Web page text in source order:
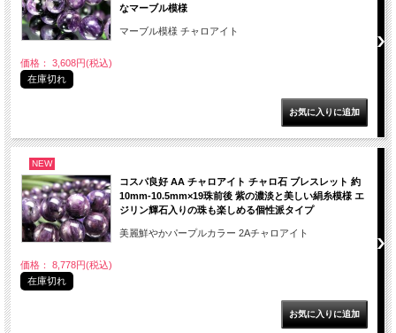
なマーブル模様
マーブル模様 チャロアイト
価格： 3,608円(税込)
在庫切れ
NEW
コスパ良好 AA チャロアイト チャロ石 ブレスレット 約
10mm-10.5mm×19珠前後 紫の濃淡と美しい絹糸模様 エ
ジリン輝石入りの珠も楽しめる個性派タイプ
美麗鮮やかパープルカラー 2Aチャロアイト
価格： 8,778円(税込)
在庫切れ